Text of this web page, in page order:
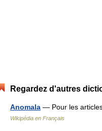
Regardez d'autres
Anomala — Pour les
Wikipédia en Français